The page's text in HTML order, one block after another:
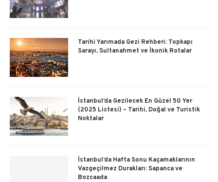
Tarihi Yarımada Gezi Rehberi: Topkapı
Sarayı, Sultanahmet ve İkonik Rotalar
İstanbul’da Gezilecek En Güzel 50 Yer
(2025 Listesi) – Tarihi, Doğal ve Turistik
Noktalar
İstanbul’da Hafta Sonu Kaçamaklarının
Vazgeçilmez Durakları: Sapanca ve
Bozcaada